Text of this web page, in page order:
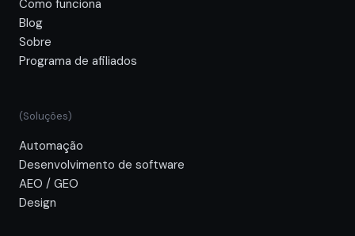
Como funciona
Blog
Sobre
Programa de afiliados
(Soluções)
Automação
Desenvolvimento de software
AEO / GEO
Design